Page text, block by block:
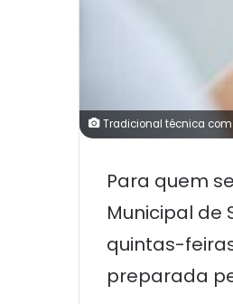
Tradicional técnica
Para quem
Municipal de
quintas-
preparada